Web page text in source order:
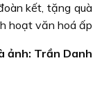
kết, tặng quà
hoạt văn hoá ấp
ảnh: Trần Danh